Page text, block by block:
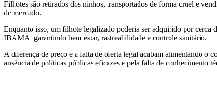
Filhotes são retirados dos ninhos, transportados de forma cruel e
de mercado.
Enquanto isso, um filhote legalizado poderia ser adquirido por
IBAMA, garantindo bem-estar, rastreabilidade e controle sanitário.
A diferença de preço e a falta de oferta legal acabam alimentando o
ausência de políticas públicas eficazes e pela falta de conhecimento